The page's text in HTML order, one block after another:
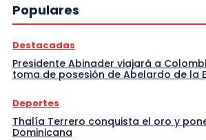
Populares
Destacadas
Presidente Abinader viajará a
toma de posesión de Abelardo de la
Deportes
Thalía Terrero conquista el oro y
Dominicana